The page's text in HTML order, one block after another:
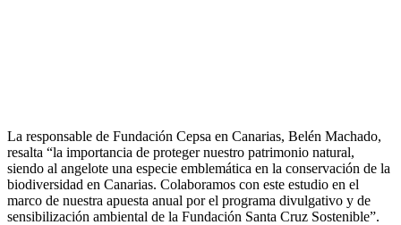
La responsable de Fundación Cepsa en Canarias, Belén Machado,
resalta “la importancia de proteger nuestro patrimonio natural,
siendo al angelote una especie emblemática en la conservación de la
biodiversidad en Canarias. Colaboramos con este estudio en el
marco de nuestra apuesta anual por el programa divulgativo y de
sensibilización ambiental de la Fundación Santa Cruz Sostenible”.